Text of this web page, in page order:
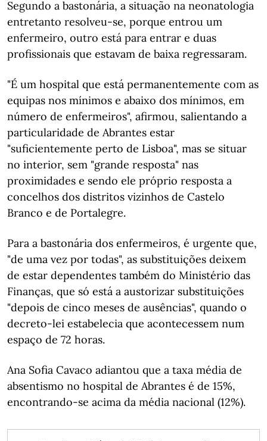
Segundo a bastonária, a situação na neonatologia
entretanto resolveu-se, porque entrou um
enfermeiro, outro está para entrar e duas
profissionais que estavam de baixa regressaram.
"É um hospital que está permanentemente com as
equipas nos mínimos e abaixo dos mínimos, em
número de enfermeiros", afirmou, salientando a
particularidade de Abrantes estar
"suficientemente perto de Lisboa", mas se situar
no interior, sem "grande resposta" nas
proximidades e sendo ele próprio resposta a
concelhos dos distritos vizinhos de Castelo
Branco e de Portalegre.
Para a bastonária dos enfermeiros, é urgente que,
"de uma vez por todas", as substituições deixem
de estar dependentes também do Ministério das
Finanças, que só está a austorizar substituições
"depois de cinco meses de ausências", quando o
decreto-lei estabelecia que acontecessem num
espaço de 72 horas.
Ana Sofia Cavaco adiantou que a taxa média de
absentismo no hospital de Abrantes é de 15%,
encontrando-se acima da média nacional (12%).